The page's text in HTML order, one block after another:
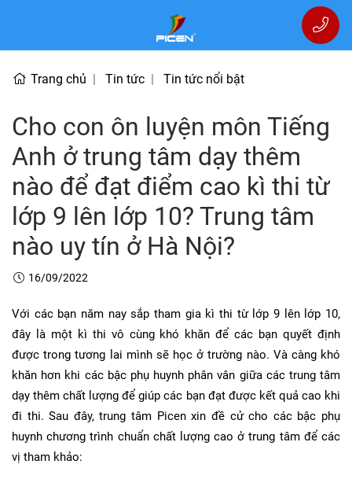
Trang chủ Tin tức Tin tức nổi bật
Cho con ôn luyện môn Tiếng
Anh ở trung tâm dạy thêm
nào để đạt điểm cao kì thi từ
lớp 9 lên lớp 10? Trung tâm
nào uy tín ở Hà Nội?
16/09/2022
Với các bạn năm nay sắp tham gia kì thi từ lớp 9 lên lớp 10,
đây là một kì thi vô cùng khó khăn để các bạn quyết định
được trong tương lai mình sẽ học ở trường nào. Và càng khó
khăn hơn khi các bậc phụ huynh phân vân giữa các trung tâm
dạy thêm chất lượng để giúp các bạn đạt được kết quả cao khi
đi thi. Sau đây, trung tâm Picen xin đề cử cho các bậc phụ
huynh chương trình chuẩn chất lượng cao ở trung tâm để các
vị tham khảo: